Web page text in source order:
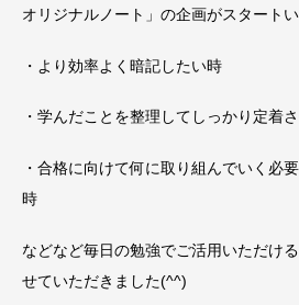
オリジナルノート」の企画がスタートい
・より効率よく暗記したい時
・学んだことを整理してしっかり定着
・合格に向けて何に取り組んでいく必
時
などなど毎日の勉強でご活用いただけ
せていただきました(^^)